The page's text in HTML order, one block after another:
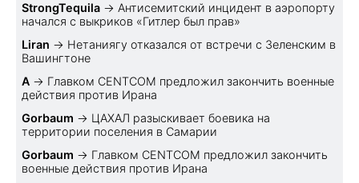
StrongTequila → Антисемитский инцидент в аэропорту
начался с выкриков «Гитлер был прав»
Liran → Нетаниягу отказался от встречи с Зеленским в
Вашингтоне
A → Главком CENTCOM предложил закончить военные
действия против Ирана
Gorbaum → ЦАХАЛ разыскивает боевика на
территории поселения в Самарии
Gorbaum → Главком CENTCOM предложил закончить
военные действия против Ирана